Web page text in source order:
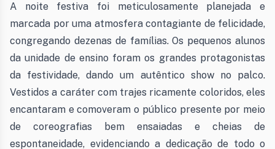
A noite festiva foi meticulosamente planejada e
marcada por uma atmosfera contagiante de felicidade,
congregando dezenas de famílias. Os pequenos alunos
da unidade de ensino foram os grandes protagonistas
da festividade, dando um autêntico show no palco.
Vestidos a caráter com trajes ricamente coloridos, eles
encantaram e comoveram o público presente por meio
de coreografias bem ensaiadas e cheias de
espontaneidade, evidenciando a dedicação de todo o